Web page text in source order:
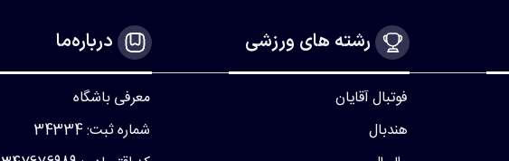
رشته های ورزشی
فوتبال آقایان
هندبال
درباره‌ما
معرفی باشگاه
شماره ثبت: 34334